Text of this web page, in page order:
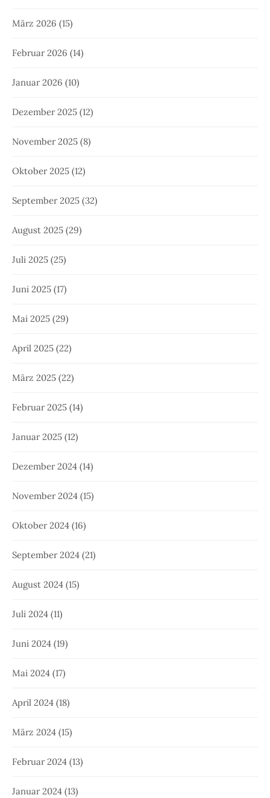
März 2026 (15)
Februar 2026 (14)
Januar 2026 (10)
Dezember 2025 (12)
November 2025 (8)
Oktober 2025 (12)
September 2025 (32)
August 2025 (29)
Juli 2025 (25)
Juni 2025 (17)
Mai 2025 (29)
April 2025 (22)
März 2025 (22)
Februar 2025 (14)
Januar 2025 (12)
Dezember 2024 (14)
November 2024 (15)
Oktober 2024 (16)
September 2024 (21)
August 2024 (15)
Juli 2024 (11)
Juni 2024 (19)
Mai 2024 (17)
April 2024 (18)
März 2024 (15)
Februar 2024 (13)
Januar 2024 (13)